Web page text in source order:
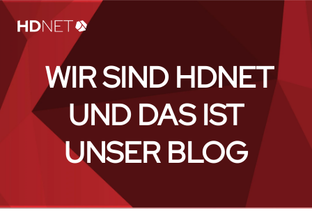
WIR SIND HDNET
UND DAS IST
UNSER BLOG